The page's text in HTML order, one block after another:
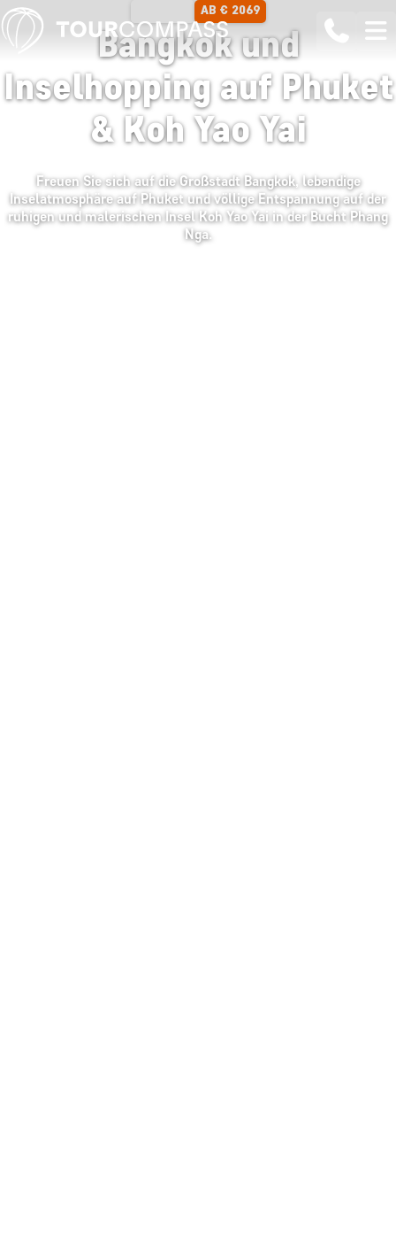
AB € 2069
Bangkok und
Inselhopping auf Phuket
& Koh Yao Yai
Freuen Sie sich auf die Großstadt Bangkok, lebendige
Inselatmosphäre auf Phuket und völlige Entspannung auf der
ruhigen und malerischen Insel Koh Yao Yai in der Bucht Phang
Nga.